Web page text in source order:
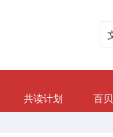
共读计划 百